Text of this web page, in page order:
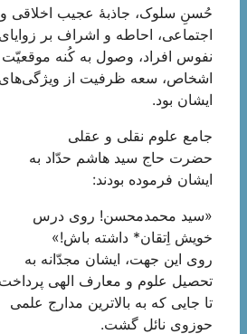
حُسنِ سلوک، جاذبۀ عجیب اخلاقی و
اجتماعی، احاطه و اشراف بر زوایای
نفوس افراد، وصول به کُنه موقعیّت
اشخاص، سعه ظرفيت از ویژگی‌های
ایشان بود.
جامع علوم نقلی و عقلی
حضرت حاج سید هاشم حدّاد به
ایشان فرموده بودند:
«سید محمدمحسن! روی درس
خویش اِتقان* داشته باش!»
روی این جهت، ایشان مجدّانه به
تحصیل علوم و معارف الهی پرداخت،
تا جایی که به بالاترین مدارج علمی
حوزوی نائل گشت.